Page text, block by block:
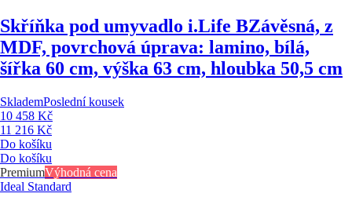
Skříňka pod umyvadlo i.Life BZávěsná, z
MDF, povrchová úprava: lamino, bílá,
šířka 60 cm, výška 63 cm, hloubka 50,5 cm
SklademPoslední kousek
10 458 Kč
11 216 Kč
Do košíku
Do košíku
PremiumVýhodná cena
Ideal Standard